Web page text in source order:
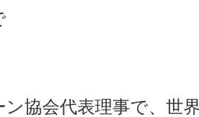
ン協会代表理事で、世